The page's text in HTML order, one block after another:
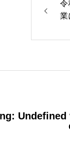
令
業
: